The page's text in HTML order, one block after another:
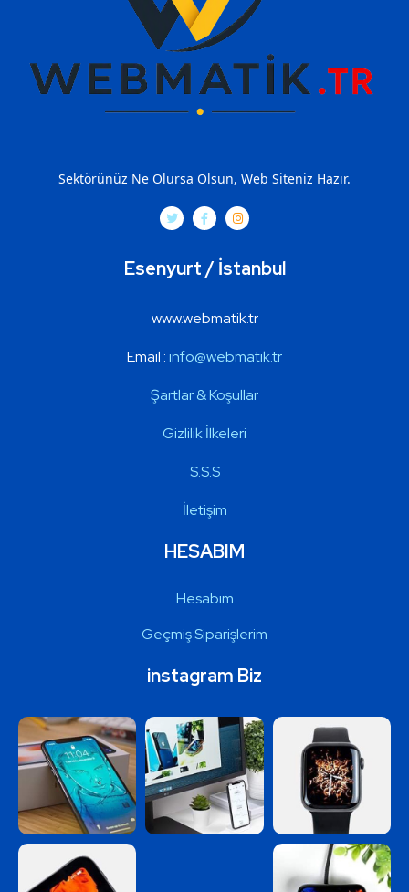
Sektörünüz Ne Olursa Olsun, Web Siteniz Hazır.
Esenyurt / İstanbul
www.webmatik.tr
Email :info@webmatik.tr
Şartlar & Koşullar
Gizlilik İlkeleri
S.S.S
İletişim
HESABIM
Hesabım
Geçmiş Siparişlerim
instagram Biz